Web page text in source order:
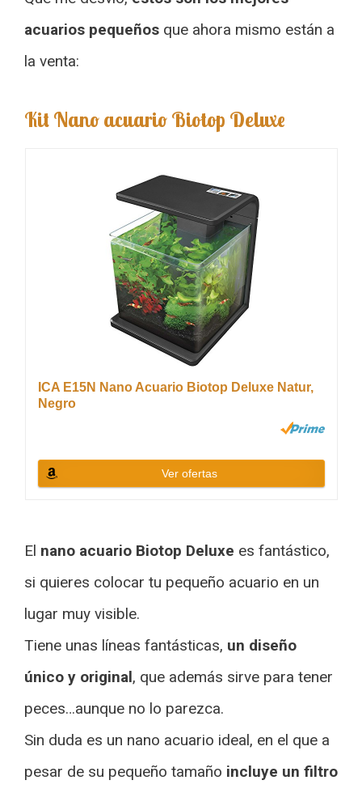
acuarios pequeños que ahora mismo están a
la venta:
Kit Nano acuario Biotop Deluxe
ICA E15N Nano Acuario Biotop Deluxe Natur,
Negro
Ver ofertas
El nano acuario Biotop Deluxe es fantástico,
si quieres colocar tu pequeño acuario en un
lugar muy visible.
Tiene unas líneas fantásticas, un diseño
único y original, que además sirve para tener
peces…aunque no lo parezca.
Sin duda es un nano acuario ideal, en el que a
pesar de su pequeño tamaño incluye un filtro